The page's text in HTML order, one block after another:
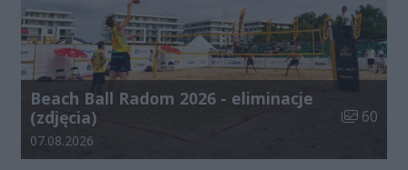
Beach Ball Radom 2026 - eliminacje
(zdjęcia)
Liczba
60
Data dodania galerii:
07.08.2026